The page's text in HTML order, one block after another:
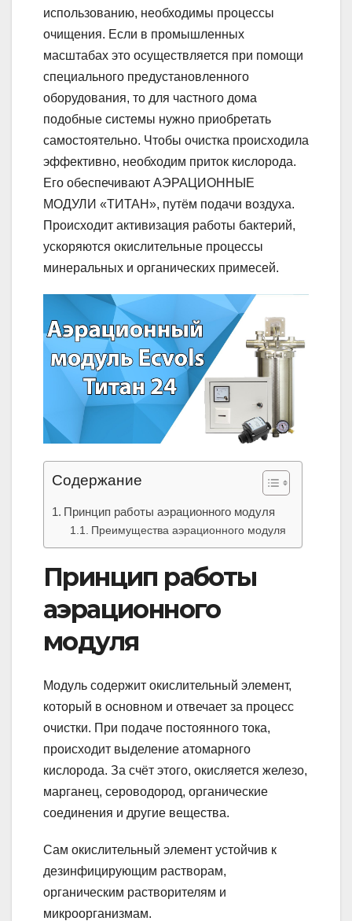
использованию, необходимы процессы
очищения. Если в промышленных
масштабах это осуществляется при помощи
специального предустановленного
оборудования, то для частного дома
подобные системы нужно приобретать
самостоятельно. Чтобы очистка происходила
эффективно, необходим приток кислорода.
Его обеспечивают АЭРАЦИОННЫЕ
МОДУЛИ «ТИТАН», путём подачи воздуха.
Происходит активизация работы бактерий,
ускоряются окислительные процессы
минеральных и органических примесей.
Содержание
Принцип работы аэрационного модуля
Преимущества аэрационного модуля
Принцип работы
аэрационного
модуля
Модуль содержит окислительный элемент,
который в основном и отвечает за процесс
очистки. При подаче постоянного тока,
происходит выделение атомарного
кислорода. За счёт этого, окисляется железо,
марганец, сероводород, органические
соединения и другие вещества.
Сам окислительный элемент устойчив к
дезинфицирующим растворам,
органическим растворителям и
микроорганизмам.